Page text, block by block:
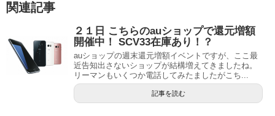
関連記事
２１日 こちらのauショップで還元増額
開催中！ SCV33在庫あり！？
auショップの週末還元増額イベントですが、ここ最
近告知出さないショップが結構増えてきましたね。
リーマンもいくつか電話してみたましたがこち...
記事を読む